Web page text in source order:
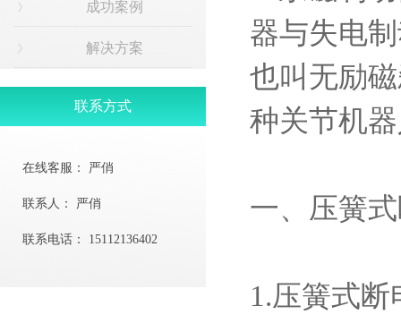
成功案例
解决方案
联系方式
在线客服： 严俏
联系人： 严俏
联系电话： 15112136402
器与失电
也叫无励
种关节机
一、 压簧
1.压簧式断